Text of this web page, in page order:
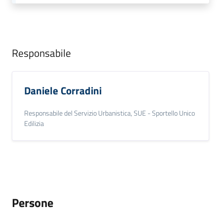
Responsabile
Daniele Corradini
Responsabile del Servizio Urbanistica, SUE - Sportello Unico
Edilizia
Persone